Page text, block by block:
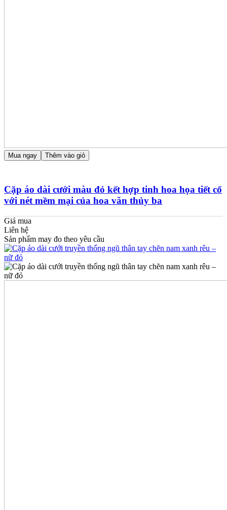
Mua ngay Thêm vào giỏ
Cặp áo dài cưới màu đỏ kết hợp tinh hoa họa tiết cổ
với nét mềm mại của hoa văn thủy ba
Giá mua
Liên hệ
Sản phẩm may đo theo yêu cầu